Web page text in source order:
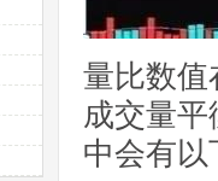
量比数值
成交量
中会有